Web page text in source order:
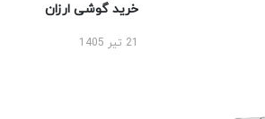
خرید گوشی ارزان